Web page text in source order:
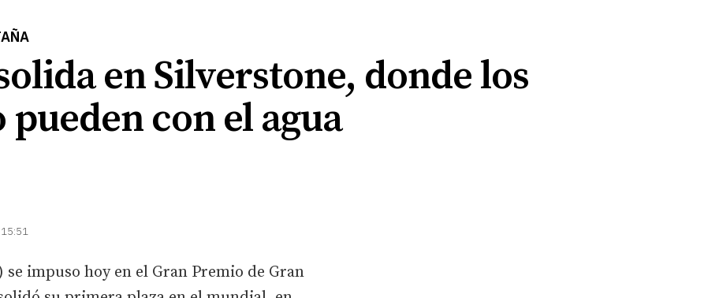
en Silverstone, donde los
pueden con el agua
impuso hoy en el Gran Premio de Gran